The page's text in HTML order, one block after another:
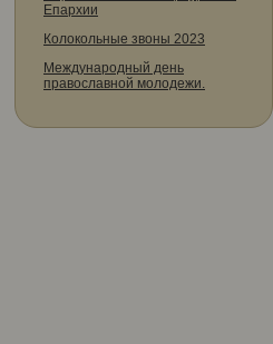
Епархии
Колокольные звоны 2023
Международный день
православной молодежи.